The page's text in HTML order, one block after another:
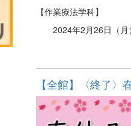
【作業療法学科】
2024年2月26日（月
【全館】〈終了〉